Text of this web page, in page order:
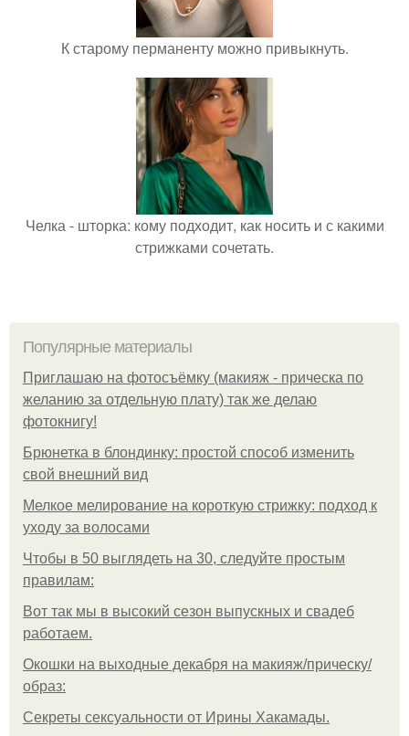
К старому перманенту можно привыкнуть.
Челка - шторка: кому подходит, как носить и с какими
стрижками сочетать.
Популярные материалы
Приглашаю на фотосъёмку (макияж - прическа по
желанию за отдельную плату) так же делаю
фотокнигу!
Брюнетка в блондинку: простой способ изменить
свой внешний вид
Мелкое мелирование на короткую стрижку: подход к
уходу за волосами
Чтобы в 50 выглядеть на 30, следуйте простым
правилам:
Вот так мы в высокий сезон выпускных и свадеб
работаем.
Окошки на выходные декабря на макияж/прическу/
образ:
Секреты сексуальности от Ирины Хакамады.